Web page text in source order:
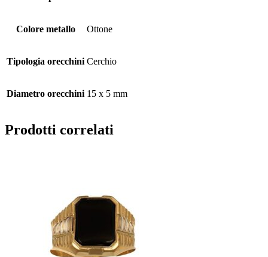
Colore metallo Ottone
Tipologia orecchini Cerchio
Diametro orecchini 15 x 5 mm
Prodotti correlati